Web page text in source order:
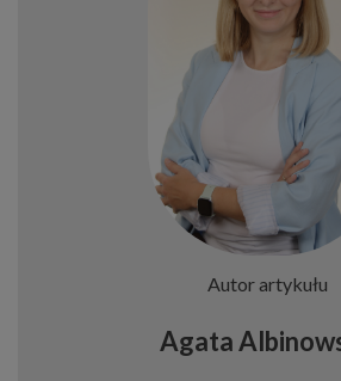
Autor artykułu
Agata